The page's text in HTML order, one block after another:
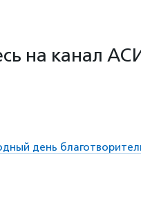
на канал
день